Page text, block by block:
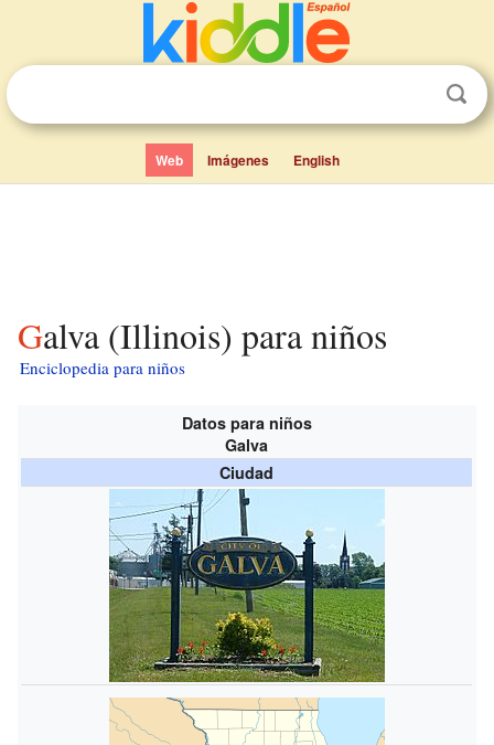
Web Imágenes English
Galva (Illinois) para niños
Enciclopedia para niños
Datos para niños
Galva
Ciudad